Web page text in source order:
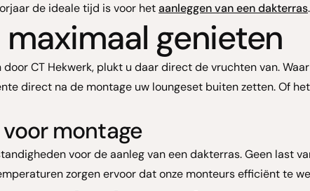
de ideale tijd is voor hetaanleggen van een dakterras.
genieten
CT Hekwerk, plukt u daar direct de vruchten van.
direct na de montage uw loungeset buiten zetten. Of
montage
voor de aanleg van een dakterras. Geen last
zorgen ervoor dat onze monteurs efficiënt te